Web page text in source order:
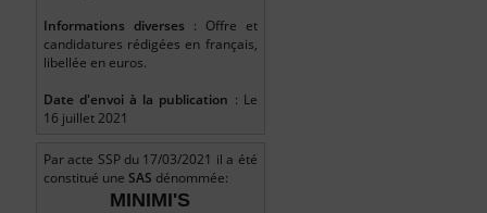
Informations diverses : Offre et
candidatures rédigées en français,
libellée en euros.
Date d'envoi à la publication : Le
16 juillet 2021
Par acte SSP du 17/03/2021 il a été
constitué une SAS dénommée:
MINIMI'S